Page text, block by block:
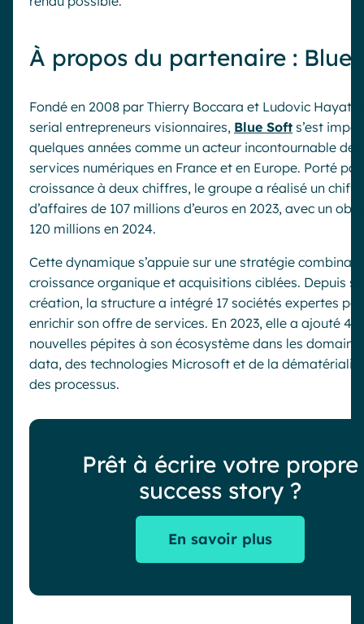
À propos du partenaire : Blue
Fondé en 2008 par Thierry Boccara et Ludovic Hayat,
serial entrepreneurs visionnaires, Blue Soft s’est
quelques années comme un acteur incontournable des
services numériques en France et en Europe. Porté par
croissance à deux chiffres, le groupe a réalisé un
d’affaires de 107 millions d’euros en 2023, avec un
120 millions en 2024.
Cette dynamique s’appuie sur une stratégie combinant
croissance organique et acquisitions ciblées. Depuis sa
création, la structure a intégré 17 sociétés expertes
enrichir son offre de services. En 2023, elle a ajouté 4
nouvelles pépites à son écosystème dans les
data, des technologies Microsoft et de la
des processus.
Prêt à écrire votre propre
success story ?
En savoir plus